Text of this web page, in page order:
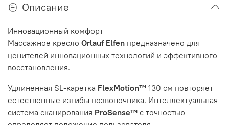
Описание
Инновационный комфорт
Массажное кресло Orlauf Elfen предназначено для
ценителей инновационных технологий и эффективного
восстановления.
Удлиненная SL-каретка FlexMotion™ 130 см повторяет
естественные изгибы позвоночника. Интеллектуальная
система сканирования ProSense™ с точностью